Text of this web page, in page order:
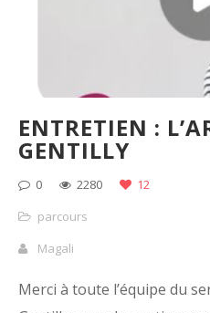
ENTRETIEN :
GENTILLY
0 2280
12
parcours
Magali
Merci à toute l’équipe du